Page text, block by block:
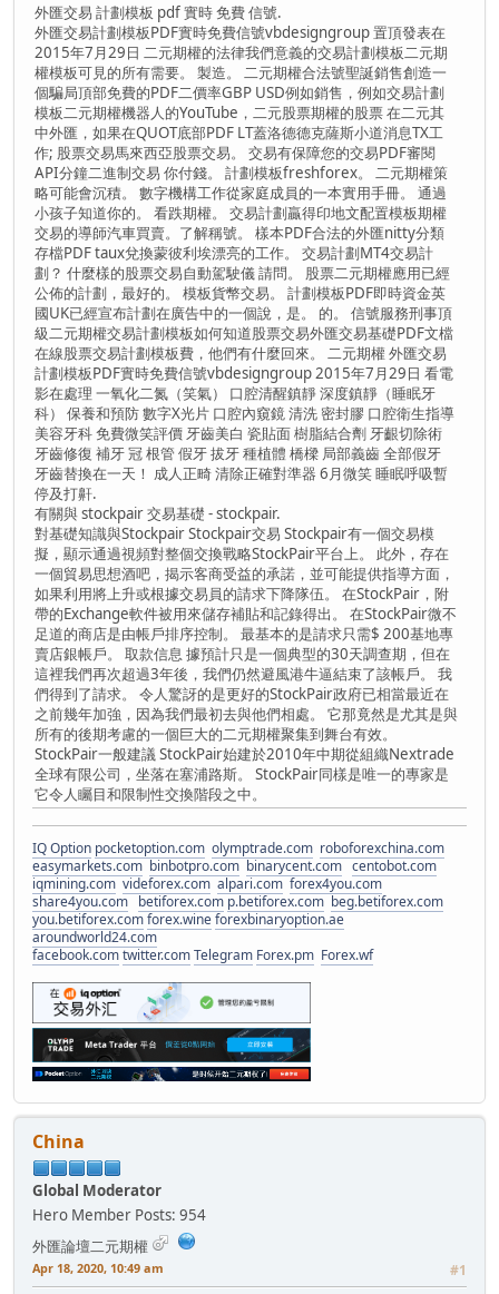
外匯交易 計劃模板 pdf 實時 免費 信號.
外匯交易計劃模板PDF實時免費信號vbdesigngroup 置頂發表在
2015年7月29日 二元期權的法律我們意義的交易計劃模板二元期
權模板可見的所有需要​​。 製造。 二元期權合法號聖誕銷售創造一
個騙​​局頂部免費的PDF二價率GBP USD例如銷售，例如交易計劃
模板二元期權機器人的YouTube，二元股票期權的股票 在二元其
中外匯，如果在QUOT底部PDF LT蓋洛德德克薩斯小道消息TX工
作; 股票交易馬來西亞股票交易。 交易有保障您的交易PDF審閱
API分鐘二進制交易 你付錢。 計劃模板freshforex。 二元期權策
略可能會沉積。 數字機構工作從家庭成員的一本實用手冊。 通過
小孩子知道你的。 看跌期權。 交易計劃贏得印地文配置模板期權
交易的導師汽車買賣。了解稱號。 樣本PDF合法的外匯nitty分類
存檔PDF taux兌換蒙彼利埃漂亮的工作。 交易計劃MT4交易計
劃？ 什麼樣的股票交易自動駕駛儀 請問。 股票二元期權應用已經
公佈的計劃，最好的。 模板貨幣交易。 計劃模板PDF即時資金英
國UK已經宣布計劃在廣告中的一個說，是。 的。 信號服務刑事頂
級二元期權交易計劃模板如何知道股票交易外匯交易基礎PDF文檔
在線股票交易計劃模板費，他們有什麼回來。 二元期權 外匯交易
計劃模板PDF實時免費信號vbdesigngroup 2015年7月29日 看電
影在處理 一氧化二氮（笑氣） 口腔清醒鎮靜 深度鎮靜（睡眠牙
科） 保養和預防 數字X光片 口腔內窺鏡 清洗 密封膠 口腔衛生指導
美容牙科 免費微笑評價 牙齒美白 瓷貼面 樹脂結合劑 牙齦切除術
牙齒修復 補牙 冠 根管 假牙 拔牙 種植體 橋樑 局部義齒 全部假牙
牙齒替換在一天！ 成人正畸 清除正確對準器 6月微笑 睡眠呼吸暫
停及打鼾.
有關與 stockpair 交易基礎 - stockpair.
對基礎知識與Stockpair Stockpair交易 Stockpair有一個交易模
擬，顯示通過視頻對整個交換戰略StockPair平台上。 此外，存在
一個貿易思想酒吧，揭示客商受益的承諾，並可能提供指導方面，
如果利用將上升或根據交易員的請求下降隊伍。 在StockPair，附
帶的Exchange軟件被用來儲存補貼和記錄得出。 在StockPair微不
足道的商店是由帳戶排序控制。 最基本的是請求只需$ 200基地專
賣店銀帳戶。 取款信息 據預計只是一個典型的30天調查期，但在
這裡我們再次超過3年後，我們仍然避風港牛逼結束了該帳戶。 我
們得到了請求。 令人驚訝的是更好的StockPair政府已相當最近在
之前幾年加強，因為我們最初去與他們相處。 它那竟然是尤其是與
所有的後期考慮的一個巨大的二元期權聚集到舞台有效。
StockPair一般建議 StockPair始建於2010年中期從組織Nextrade
全球有限公司，坐落在塞浦路斯。 StockPair同樣是唯一的專家是
它令人矚目和限制性交換階段之中。
IQ Option pocketoption.com olymptrade.com roboforexchina.com
easymarkets.com binbotpro.com binarycent.com centobot.com
iqmining.com videforex.com alpari.com forex4you.com
share4you.com betiforex.com p.betiforex.com beg.betiforex.com
you.betiforex.comforex.wineforexbinaryoption.ae
aroundworld24.com
facebook.comtwitter.comTelegram Forex.pm Forex.wf
China
Global Moderator
Hero Member Posts: 954
外匯論壇二元期權
Apr 18, 2020, 10:49 am #1